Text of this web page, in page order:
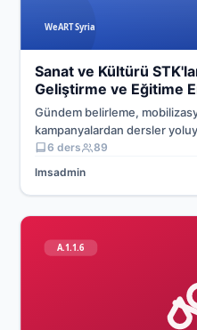
Sanat ve Kültürü
Geliştirme ve Eğitime
Gündem belirleme,
kampanyalardan dersler
savunuculuk kapasitesini
6 ders 89
lmsadmin